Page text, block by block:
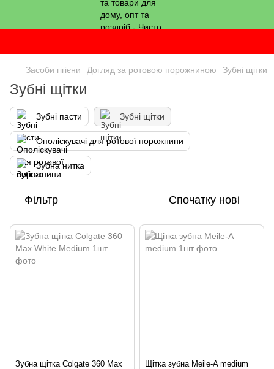
Засоби гігієни Догляд за ротовою порожниною Зубні щітки
Зубні щітки
Зубні пасти Зубні щітки
Ополіскувачі для ротової порожнини
Зубна нитка
Фільтр Спочатку нові
Зубна щітка Colgate 360 ​​​​Max
Щiтка зубна Meile-A medium